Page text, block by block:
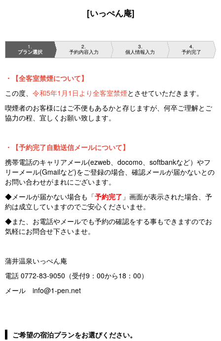
[いっぺん庵]
1
プラン選択
2
予約内容入力
3
個人情報入力
4
予約完了
・【全客室禁煙について】
この度、 令和5年1月1日より全客室禁煙とさせていただきます。
喫煙者のお客様にはご不便もあるかと存じますが、何卒ご理解とご
協力の程、宜しくお願い致します。
・【予約完了自動送信メールについて】
携帯電話のキャリアメール(ezweb、docomo、softbankなど）やフ
リーメール(Gmailなど)をご登録の場合、確認メールが届かないとの
お問い合わせがまれにございます。
◆メールが届かない場合も「予約完了 」画面が表示された場合、予
約は成立していますのでご安心くださいませ。
◆また、お電話やメールでも予約の確認をする事もできますのでお
気軽にお問合せ下さいませ。
蒲井温泉いっぺん庵
電話 0772-83-9050（受付9：00から18：00）
メール info@1-pen.net
ご希望の宿泊プランをお選びください。